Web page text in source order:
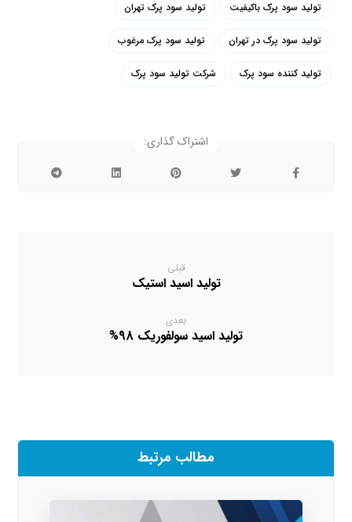
تولید سود پرک باکیفیت تولید سود پرک تهران
تولید سود پرک در تهران تولید سود پرک مرغوب
تولید کننده سود پرک شرکت تولید سود پرک
قبلی
تولید اسید استیک
بعدی
تولید اسید سولفوریک 98%
مطالب مرتبط